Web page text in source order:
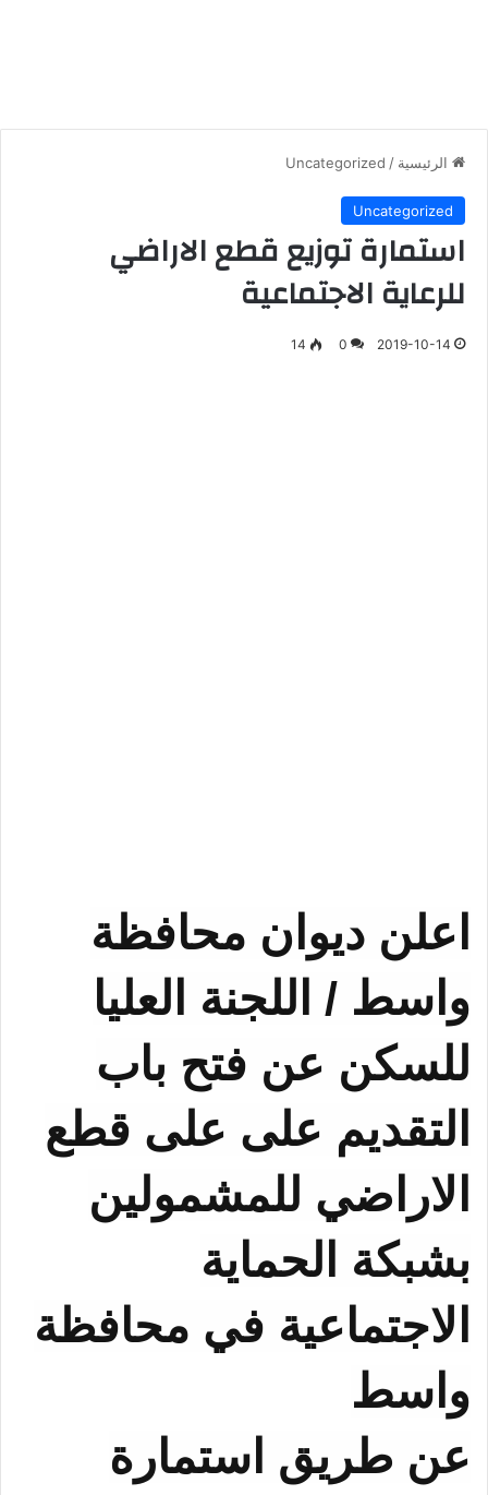
الرئيسية /
Uncategorized
Uncategorized
استمارة توزيع قطع الاراضي
للرعاية الاجتماعية
2019-10-14
0
14
اعلن ديوان محافظة
واسط / اللجنة العليا
للسكن عن فتح باب
التقديم على على قطع
الاراضي للمشمولين
بشبكة الحماية
الاجتماعية في محافظة
واسط
عن طريق استمارة